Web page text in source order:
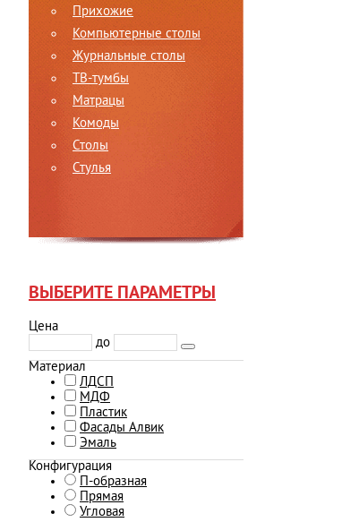
Прихожие
Компьютерные столы
Журнальные столы
ТВ-тумбы
Матрацы
Комоды
Столы
Стулья
ВЫБЕРИТЕ ПАРАМЕТРЫ
Цена
до
Материал
ЛДСП
МДФ
Пластик
Фасады Алвик
Эмаль
Конфигурация
П-образная
Прямая
Угловая